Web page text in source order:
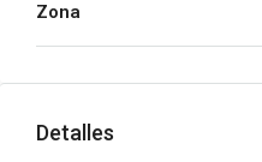
Zona
Detalles